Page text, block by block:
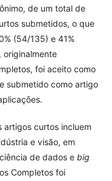
de um total de
submetidos, o que
(54/135) e 41%
foi aceito como
submetido como artigo
artigos curtos incluem
e visão, em
de dados e big
Completos foi